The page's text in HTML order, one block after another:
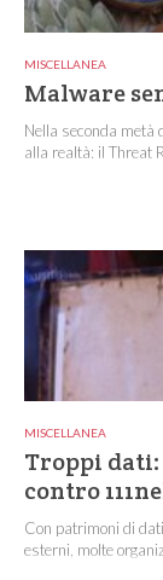
MISCELLANEA
Malware
Nella seconda
alla realtà: il Threat
MISCELLANEA
Troppi
contro
Con patrimoni di
esterni, molte